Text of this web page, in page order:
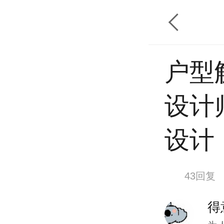
户
设计
设计
43回复
得